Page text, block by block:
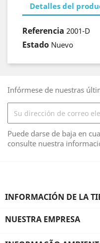
Detalles del
Referencia 2001-D
Estado Nuevo
Infórmese de nuestras
Puede darse de baja en
consulte nuestra
INFORMACIÓN DE LA
NUESTRA EMPRESA